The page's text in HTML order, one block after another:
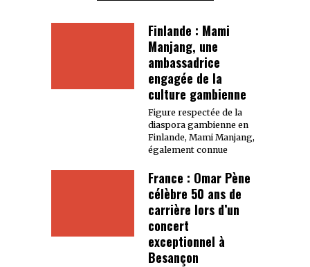
Finlande : Mami
Manjang, une
ambassadrice
engagée de la
culture gambienne
Figure respectée de la
diaspora gambienne en
Finlande, Mami Manjang,
également connue
France : Omar Pène
célèbre 50 ans de
carrière lors d’un
concert
exceptionnel à
Besançon